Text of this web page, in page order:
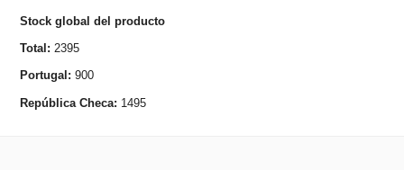
Stock global del producto
Total: 2395
Portugal: 900
República Checa: 1495